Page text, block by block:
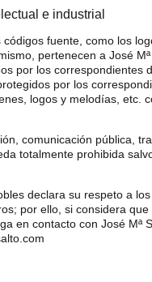
e industrial
fuente, como los
pertenecen a José
por los correspondientes
por los
logos y melodías, etc.
comunicación pública,
totalmente prohibida
declara su respeto a
por ello, si considera
en contacto con José Mª